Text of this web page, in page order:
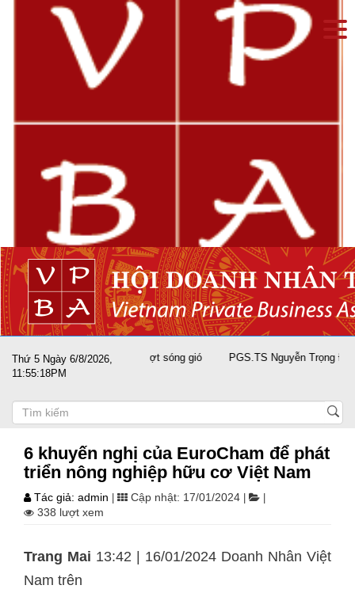
Thứ 5 Ngày 6/8/2026,
11:55:18PM
cùng doanh nghiệp vượt sóng gió PGS.TS Nguyễn Trọng Điều
6 khuyến nghị của EuroCham để phát
triển nông nghiệp hữu cơ Việt Nam
Tác giả: admin Cập nhật: 17/01/2024
338 lượt xem
Trang Mai 13:42 | 16/01/2024 Doanh Nhân Việt
Nam trên